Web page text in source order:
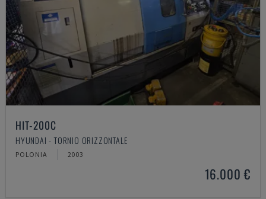
HIT-200C
HYUNDAI - TORNIO ORIZZONTALE
POLONIA 2003
16.000 €